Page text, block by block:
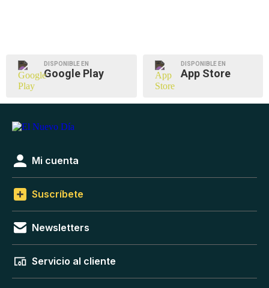
DISPONIBLE EN
Google Play
DISPONIBLE EN
App Store
Mi cuenta
Suscríbete
Newsletters
Servicio al cliente